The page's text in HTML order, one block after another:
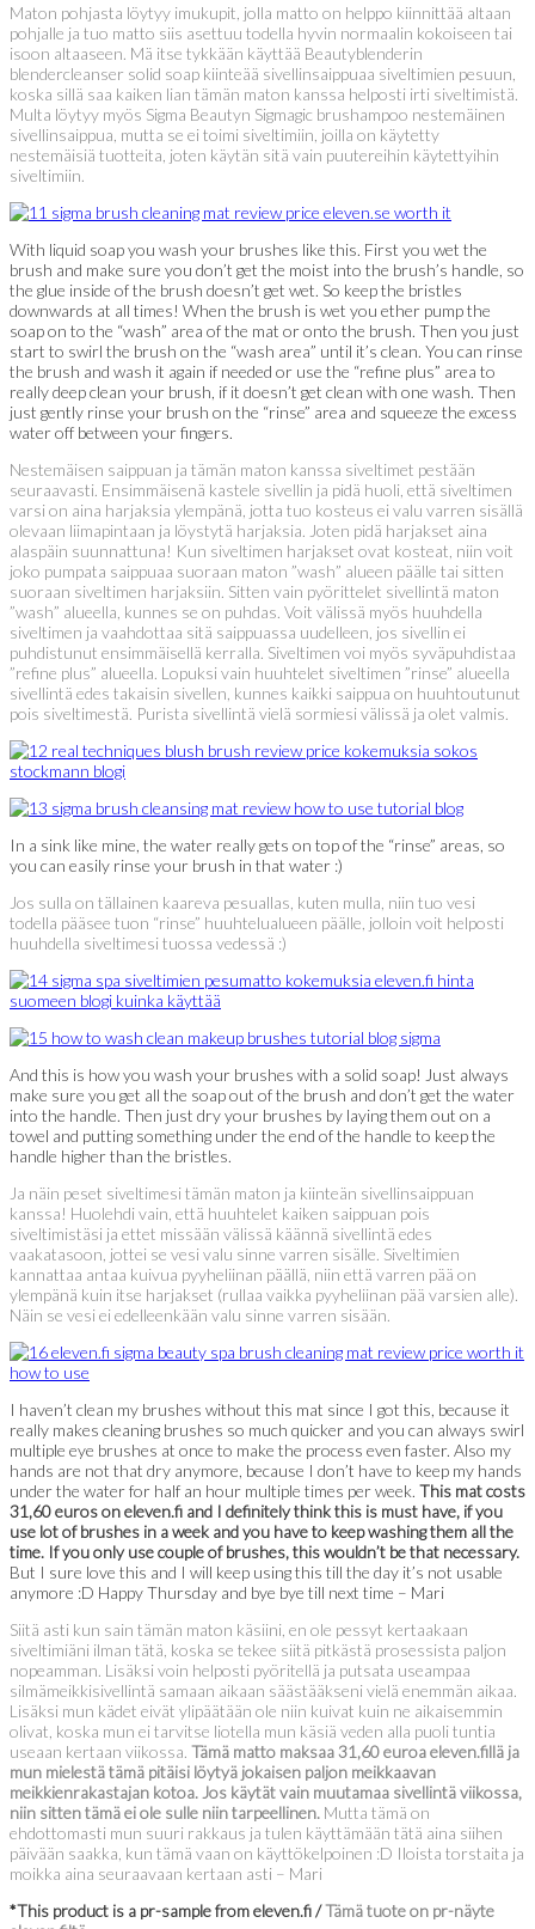
Maton pohjasta löytyy imukupit, jolla matto on helppo kiinnittää altaan
pohjalle ja tuo matto siis asettuu todella hyvin normaalin kokoiseen tai
isoon altaaseen. Mä itse tykkään käyttää Beautyblenderin
blendercleanser solid soap kiinteää sivellinsaippuaa siveltimien pesuun,
koska sillä saa kaiken lian tämän maton kanssa helposti irti siveltimistä.
Multa löytyy myös Sigma Beautyn Sigmagic brushampoo nestemäinen
sivellinsaippua, mutta se ei toimi siveltimiin, joilla on käytetty
nestemäisiä tuotteita, joten käytän sitä vain puutereihin käytettyihin
siveltimiin.
With liquid soap you wash your brushes like this. First you wet the
brush and make sure you don’t get the moist into the brush’s handle, so
the glue inside of the brush doesn’t get wet. So keep the bristles
downwards at all times! When the brush is wet you ether pump the
soap on to the “wash” area of the mat or onto the brush. Then you just
start to swirl the brush on the “wash area” until it’s clean. You can rinse
the brush and wash it again if needed or use the “refine plus” area to
really deep clean your brush, if it doesn’t get clean with one wash. Then
just gently rinse your brush on the “rinse” area and squeeze the excess
water off between your fingers.
Nestemäisen saippuan ja tämän maton kanssa siveltimet pestään
seuraavasti. Ensimmäisenä kastele sivellin ja pidä huoli, että siveltimen
varsi on aina harjaksia ylempänä, jotta tuo kosteus ei valu varren sisällä
olevaan liimapintaan ja löystytä harjaksia. Joten pidä harjakset aina
alaspäin suunnattuna! Kun siveltimen harjakset ovat kosteat, niin voit
joko pumpata saippuaa suoraan maton ”wash” alueen päälle tai sitten
suoraan siveltimen harjaksiin. Sitten vain pyörittelet sivellintä maton
”wash” alueella, kunnes se on puhdas. Voit välissä myös huuhdella
siveltimen ja vaahdottaa sitä saippuassa uudelleen, jos sivellin ei
puhdistunut ensimmäisellä kerralla. Siveltimen voi myös syväpuhdistaa
”refine plus” alueella. Lopuksi vain huuhtelet siveltimen ”rinse” alueella
sivellintä edes takaisin sivellen, kunnes kaikki saippua on huuhtoutunut
pois siveltimestä. Purista sivellintä vielä sormiesi välissä ja olet valmis.
In a sink like mine, the water really gets on top of the “rinse” areas, so
you can easily rinse your brush in that water :)
Jos sulla on tällainen kaareva pesuallas, kuten mulla, niin tuo vesi
todella pääsee tuon “rinse” huuhtelualueen päälle, jolloin voit helposti
huuhdella siveltimesi tuossa vedessä :)
And this is how you wash your brushes with a solid soap! Just always
make sure you get all the soap out of the brush and don’t get the water
into the handle. Then just dry your brushes by laying them out on a
towel and putting something under the end of the handle to keep the
handle higher than the bristles.
Ja näin peset siveltimesi tämän maton ja kiinteän sivellinsaippuan
kanssa! Huolehdi vain, että huuhtelet kaiken saippuan pois
siveltimistäsi ja ettet missään välissä käännä sivellintä edes
vaakatasoon, jottei se vesi valu sinne varren sisälle. Siveltimien
kannattaa antaa kuivua pyyheliinan päällä, niin että varren pää on
ylempänä kuin itse harjakset (rullaa vaikka pyyheliinan pää varsien alle).
Näin se vesi ei edelleenkään valu sinne varren sisään.
I haven’t clean my brushes without this mat since I got this, because it
really makes cleaning brushes so much quicker and you can always swirl
multiple eye brushes at once to make the process even faster. Also my
hands are not that dry anymore, because I don’t have to keep my hands
under the water for half an hour multiple times per week. This mat costs
31,60 euros on eleven.fi and I definitely think this is must have, if you
use lot of brushes in a week and you have to keep washing them all the
time. If you only use couple of brushes, this wouldn’t be that necessary.
But I sure love this and I will keep using this till the day it’s not usable
anymore :D Happy Thursday and bye bye till next time – Mari
Siitä asti kun sain tämän maton käsiini, en ole pessyt kertaakaan
siveltimiäni ilman tätä, koska se tekee siitä pitkästä prosessista paljon
nopeamman. Lisäksi voin helposti pyöritellä ja putsata useampaa
silmämeikkisivellintä samaan aikaan säästääkseni vielä enemmän aikaa.
Lisäksi mun kädet eivät ylipäätään ole niin kuivat kuin ne aikaisemmin
olivat, koska mun ei tarvitse liotella mun käsiä veden alla puoli tuntia
useaan kertaan viikossa. Tämä matto maksaa 31,60 euroa eleven.fillä ja
mun mielestä tämä pitäisi löytyä jokaisen paljon meikkaavan
meikkienrakastajan kotoa. Jos käytät vain muutamaa sivellintä viikossa,
niin sitten tämä ei ole sulle niin tarpeellinen. Mutta tämä on
ehdottomasti mun suuri rakkaus ja tulen käyttämään tätä aina siihen
päivään saakka, kun tämä vaan on käyttökelpoinen :D Iloista torstaita ja
moikka aina seuraavaan kertaan asti – Mari
*This product is a pr-sample from eleven.fi /Tämä tuote on pr-näyte